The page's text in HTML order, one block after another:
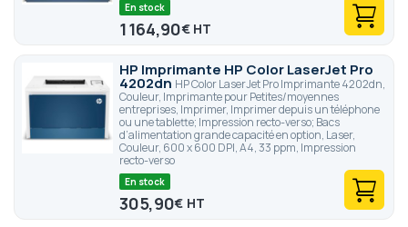
En stock
1 164,90€
HP Imprimante HP Color LaserJet Pro
4202dn HP Color LaserJet Pro Imprimante 4202dn,
Couleur, Imprimante pour Petites/moyennes
entreprises, Imprimer, Imprimer depuis un téléphone
ou une tablette; Impression recto-verso; Bacs
d’alimentation grande capacité en option, Laser,
Couleur, 600 x 600 DPI, A4, 33 ppm, Impression
recto-verso
En stock
305,90€